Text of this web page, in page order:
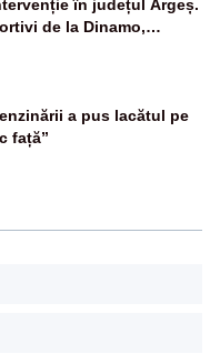
în județul Argeș.
de la Dinamo,
grav. Un tânăr a
a pus lacătul pe
față”